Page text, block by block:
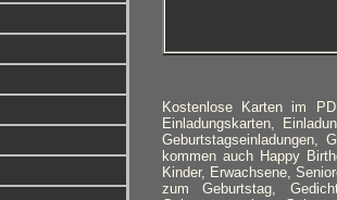
Kostenlose Karten im
Einladungskarten,
Geburtstagseinladungen,
kommen auch Happy
Kinder, Erwachsene,
zum Geburtstag,